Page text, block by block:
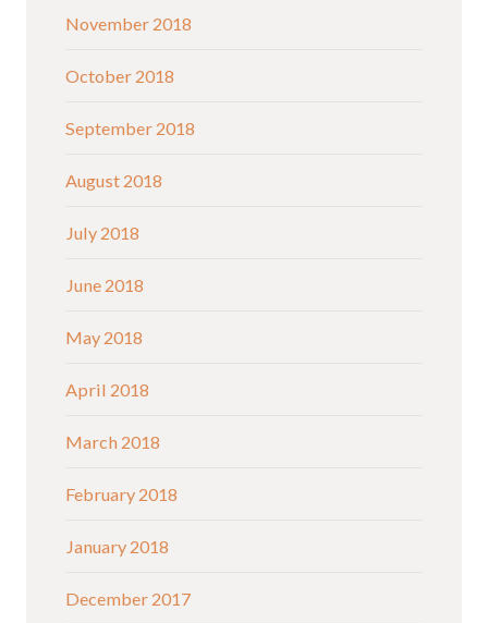
November 2018
October 2018
September 2018
August 2018
July 2018
June 2018
May 2018
April 2018
March 2018
February 2018
January 2018
December 2017